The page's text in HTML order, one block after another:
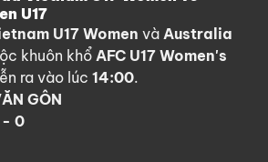
U17
U17 Women và Australia
khuôn khổAFC U17 Women's
ra vào lúc 14:00.
GÔN
- 0